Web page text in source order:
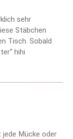
sehr
Stäbchen
Tisch. Sobald
hihi
Mücke oder